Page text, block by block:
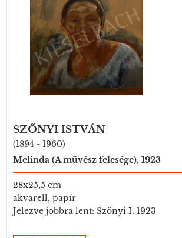
SZŐNYI ISTVÁN
(1894 - 1960)
Melinda (A művész felesége), 1923
28x25,5 cm
akvarell, papír
Jelezve jobbra lent: Szőnyi I. 1923